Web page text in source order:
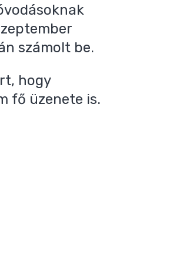
számolt be.
hogy
fő üzenete is.